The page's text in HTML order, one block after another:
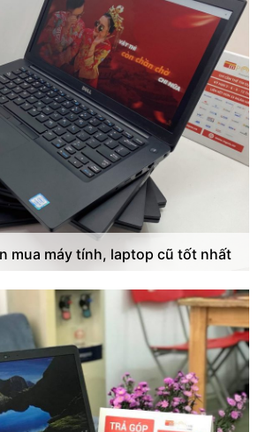
mua máy tính, laptop cũ tốt nhất